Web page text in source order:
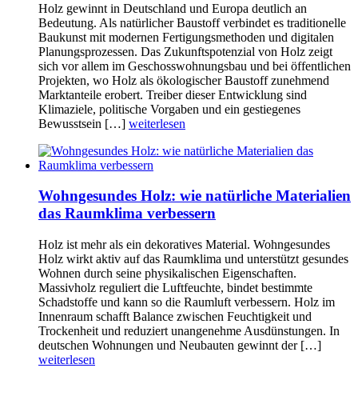
Holz gewinnt in Deutschland und Europa deutlich an
Bedeutung. Als natürlicher Baustoff verbindet es traditionelle
Baukunst mit modernen Fertigungsmethoden und digitalen
Planungsprozessen. Das Zukunftspotenzial von Holz zeigt
sich vor allem im Geschosswohnungsbau und bei öffentlichen
Projekten, wo Holz als ökologischer Baustoff zunehmend
Marktanteile erobert. Treiber dieser Entwicklung sind
Klimaziele, politische Vorgaben und ein gestiegenes
Bewusstsein […] weiterlesen
Wohngesundes Holz: wie natürliche Materialien
das Raumklima verbessern
Holz ist mehr als ein dekoratives Material. Wohngesundes
Holz wirkt aktiv auf das Raumklima und unterstützt gesundes
Wohnen durch seine physikalischen Eigenschaften.
Massivholz reguliert die Luftfeuchte, bindet bestimmte
Schadstoffe und kann so die Raumluft verbessern. Holz im
Innenraum schafft Balance zwischen Feuchtigkeit und
Trockenheit und reduziert unangenehme Ausdünstungen. In
deutschen Wohnungen und Neubauten gewinnt der […]
weiterlesen